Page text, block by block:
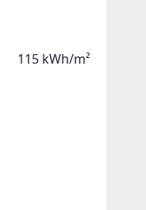
115 kWh/m²